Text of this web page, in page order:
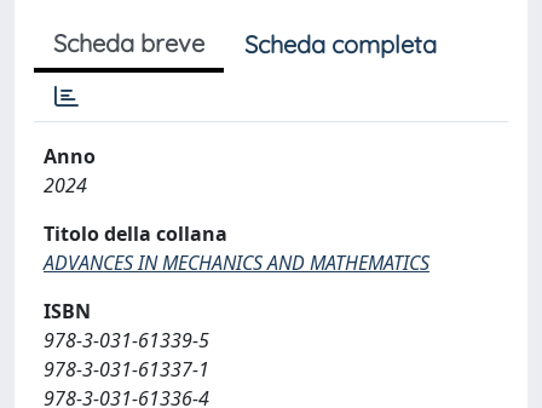
Scheda breve Scheda completa
Anno
2024
Titolo della collana
ADVANCES IN MECHANICS AND MATHEMATICS
ISBN
978-3-031-61339-5
978-3-031-61337-1
978-3-031-61336-4